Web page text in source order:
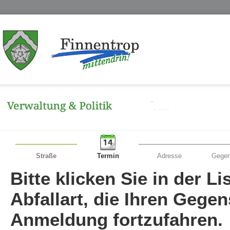
Straße Termin Adresse
Bitte klicken Sie in der
Abfallart, die Ihren
Anmeldung fortzufahren.